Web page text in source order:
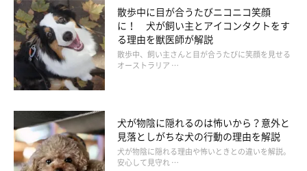
alexei_tm/gettyimages
アブやブヨ（ブユ）はハエの仲間で、アブは7～30mm、ブヨは2
～4mm程度の大きさをしており、成虫が活動するのは6～9月頃
です。
ます。顎を使って皮膚をかみちぎり、流れてきた血を吸いとるた
め、アブやブヨにかまれると痛みがあり、かまれた場所が腫れあ
がることもあるようです。
散歩中に目が合うたびニコニコ笑顔
に！ 犬が飼い主とアイコンタクトをす
る理由を獣医師が解説
散歩中、飼い主さんと目が合うたびに笑顔を見せる
オーストラリア …
犬が物陰に隠れるのは怖いから？意外と
見落としがちな犬の行動の理由を解説
犬が物陰に隠れる理由や怖いときとの違いを解説。
安心して見守れ …